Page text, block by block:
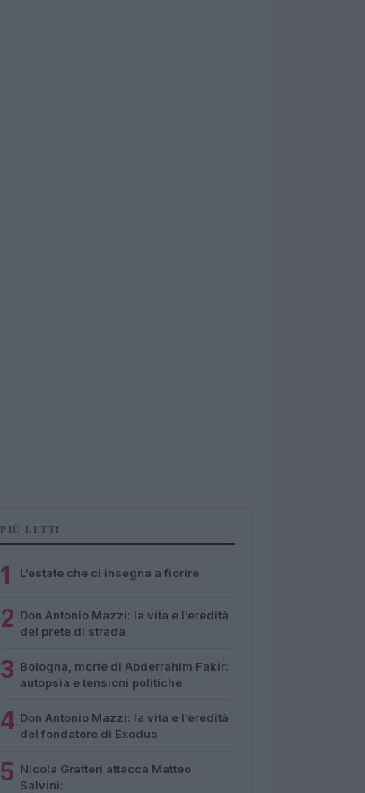
PIÙ LETTI
1 L’estate che ci insegna a fiorire
2 Don Antonio Mazzi: la vita e l’eredità
del prete di strada
3 Bologna, morte di Abderrahim Fakir:
autopsia e tensioni politiche
4 Don Antonio Mazzi: la vita e l’eredità
del fondatore di Exodus
5 Nicola Gratteri attacca Matteo
Salvini: